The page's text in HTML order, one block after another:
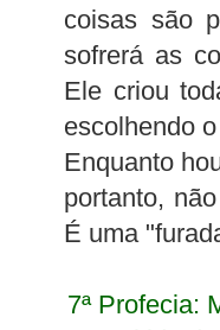
coisas são
sofrerá as
Ele criou
escolhendo
Enquanto
portanto,
É uma
7ª Profecia: